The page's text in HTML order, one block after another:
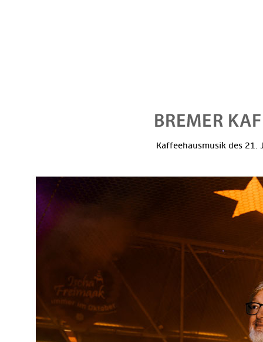
Kaffeehausmusik des 21.